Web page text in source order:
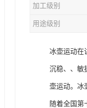
加工级别
用途级别
冰壶运动在
沉稳、、敏
壶运动。冰
随着全国第